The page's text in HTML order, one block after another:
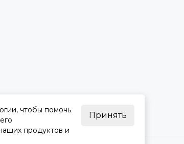
чтобы помочь
продуктов и
Принять